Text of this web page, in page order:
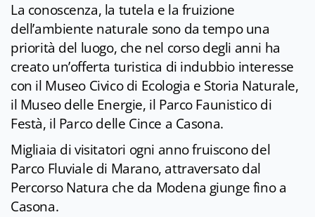
La conoscenza, la tutela e la fruizione
dell’ambiente naturale sono da tempo una
priorità del luogo, che nel corso degli anni ha
creato un’offerta turistica di indubbio interesse
con il Museo Civico di Ecologia e Storia Naturale,
il Museo delle Energie, il Parco Faunistico di
Festà, il Parco delle Cince a Casona.
Migliaia di visitatori ogni anno fruiscono del
Parco Fluviale di Marano, attraversato dal
Percorso Natura che da Modena giunge fino a
Casona.